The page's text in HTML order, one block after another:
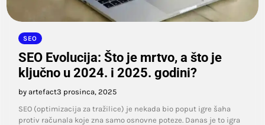
SEO
SEO Evolucija: Što je mrtvo, a što je
ključno u 2024. i 2025. godini?
by artefact3 prosinca, 2025
SEO (optimizacija za tražilice) je nekada bio poput igre šaha
protiv računala koje zna samo osnovne poteze. Danas je to igra